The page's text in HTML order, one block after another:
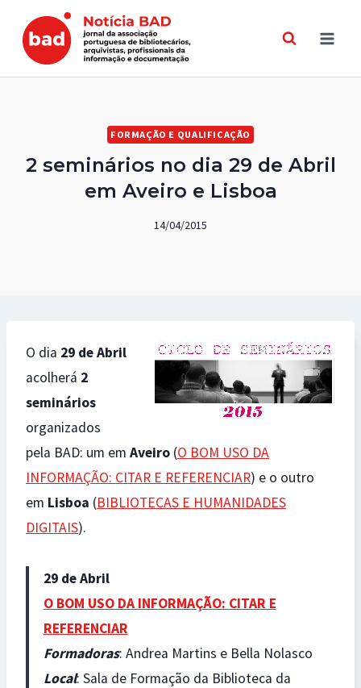
content
FORMAÇÃO E QUALIFICAÇÃO
2 seminários no dia 29 de Abril
em Aveiro e Lisboa
14/04/2015
O dia 29 de Abril
acolherá 2
seminários
organizados
pela BAD: um em Aveiro (O BOM USO DA
INFORMAÇÃO: CITAR E REFERENCIAR) e o outro
em Lisboa (BIBLIOTECAS E HUMANIDADES
DIGITAIS).
29 de Abril
O BOM USO DA INFORMAÇÃO: CITAR E
REFERENCIAR
Formadoras: Andrea Martins e Bella Nolasco
Local: Sala de Formação da Biblioteca da